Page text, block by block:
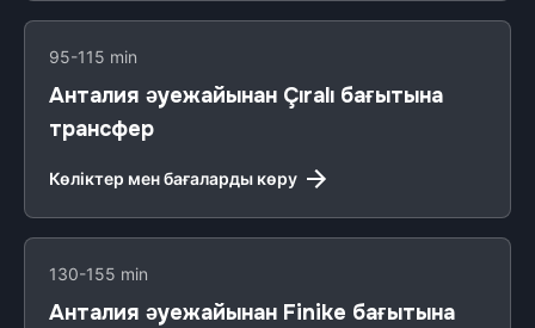
95-115 min
Анталия әуежайынан Çıralı бағытына
трансфер
Көліктер мен бағаларды көру
130-155 min
Анталия әуежайынан Finike бағытына